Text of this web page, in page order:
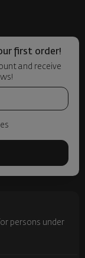
first order!
and receive
persons under